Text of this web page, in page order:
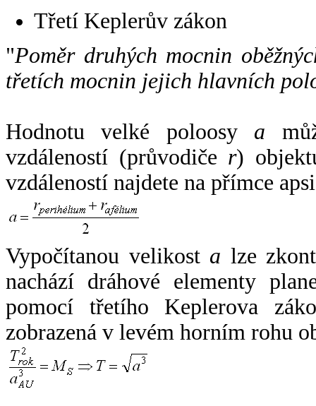
Třetí Keplerův zákon
"Poměr druhých mocnin
třetích mocnin jejich hlavních
Hodnotu velké poloosy a
vzdáleností (průvodiče r)
vzdáleností najdete na přímce
Vypočítanou velikost a lze
nachází dráhové elementy
pomocí třetího Keplerova
zobrazená v levém horním rohu